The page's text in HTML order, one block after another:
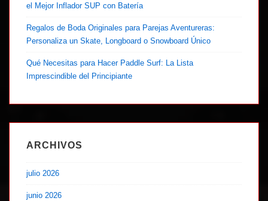
el Mejor Inflador SUP con Batería
Regalos de Boda Originales para Parejas Aventureras:
Personaliza un Skate, Longboard o Snowboard Único
Qué Necesitas para Hacer Paddle Surf: La Lista
Imprescindible del Principiante
ARCHIVOS
julio 2026
junio 2026